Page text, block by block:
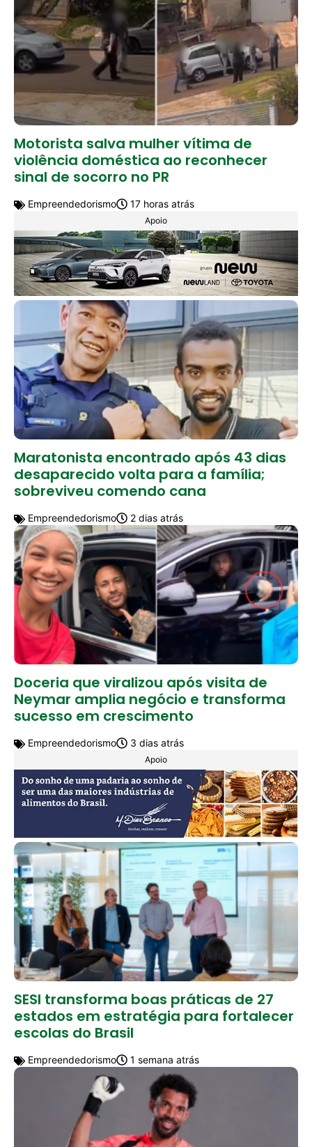
Motorista salva mulher vítima de
violência doméstica ao reconhecer
sinal de socorro no PR
Empreendedorismo 17 horas atrás
Apoio
Maratonista encontrado após 43 dias
desaparecido volta para a família;
sobreviveu comendo cana
Empreendedorismo 2 dias atrás
Doceria que viralizou após visita de
Neymar amplia negócio e transforma
sucesso em crescimento
Empreendedorismo 3 dias atrás
Apoio
SESI transforma boas práticas de 27
estados em estratégia para fortalecer
escolas do Brasil
Empreendedorismo 1 semana atrás